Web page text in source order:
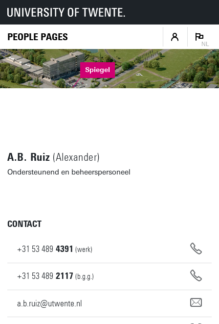
PEOPLE PAGES
NL
Spiegel
A.B. Ruiz (Alexander)
Ondersteunend en beheerspersoneel
CONTACT
+31 53 489 4391 (werk)
+31 53 489 2117 (b.g.g.)
a.b.ruiz@utwente.nl